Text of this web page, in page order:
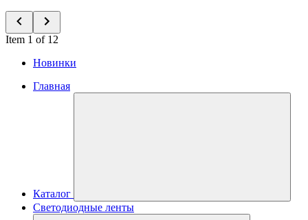
Item 1 of 12
Новинки
Главная
Каталог
Светодиодные ленты